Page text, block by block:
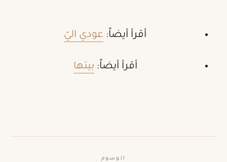
أقرأ أيضاً: عودي اليّ
أقرأ أيضاً: بيتها
الوسوم